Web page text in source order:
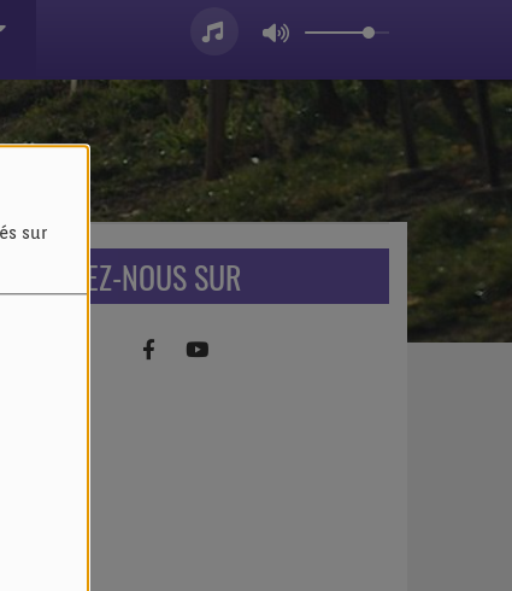
sur
RETROUVEZ-NOUS SUR